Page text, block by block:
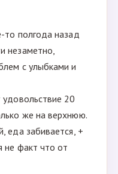
то полгода назад
незаметно,
с улыбками и
20
же на верхнюю.
еда забивается, +
не факт что от